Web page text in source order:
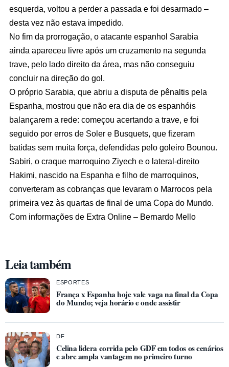
esquerda, voltou a perder a passada e foi desarmado –
desta vez não estava impedido.
No fim da prorrogação, o atacante espanhol Sarabia
ainda apareceu livre após um cruzamento na segunda
trave, pelo lado direito da área, mas não conseguiu
concluir na direção do gol.
O próprio Sarabia, que abriu a disputa de pênaltis pela
Espanha, mostrou que não era dia de os espanhóis
balançarem a rede: começou acertando a trave, e foi
seguido por erros de Soler e Busquets, que fizeram
batidas sem muita força, defendidas pelo goleiro Bounou.
Sabiri, o craque marroquino Ziyech e o lateral-direito
Hakimi, nascido na Espanha e filho de marroquinos,
converteram as cobranças que levaram o Marrocos pela
primeira vez às quartas de final de uma Copa do Mundo.
Com informações de Extra Online – Bernardo Mello
Leia também
ESPORTES
França x Espanha hoje vale vaga na final da Copa
do Mundo; veja horário e onde assistir
DF
Celina lidera corrida pelo GDF em todos os cenários
e abre ampla vantagem no primeiro turno